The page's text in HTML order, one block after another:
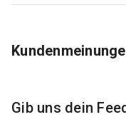
Gib uns dein